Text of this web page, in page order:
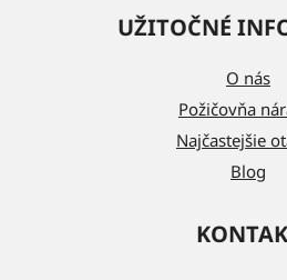
UŽITOČNÉ
O nás
Požičovňa
Najčastejšie
Blog